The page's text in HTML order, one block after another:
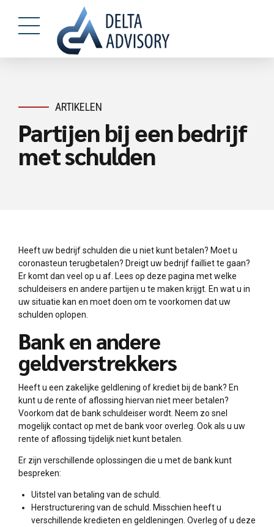
ARTIKELEN
Partijen bij een bedrijf
met schulden
Heeft uw bedrijf schulden die u niet kunt betalen? Moet u
coronasteun terugbetalen? Dreigt uw bedrijf failliet te gaan?
Er komt dan veel op u af. Lees op deze pagina met welke
schuldeisers en andere partijen u te maken krijgt. En wat u in
uw situatie kan en moet doen om te voorkomen dat uw
schulden oplopen.
Bank en andere
geldverstrekkers
Heeft u een zakelijke geldlening of krediet bij de bank? En
kunt u de rente of aflossing hiervan niet meer betalen?
Voorkom dat de bank schuldeiser wordt. Neem zo snel
mogelijk contact op met de bank voor overleg. Ook als u uw
rente of aflossing tijdelijk niet kunt betalen.
Er zijn verschillende oplossingen die u met de bank kunt
bespreken:
Uitstel van betaling van de schuld.
Herstructurering van de schuld. Misschien heeft u
verschillende kredieten en geldleningen. Overleg of u deze